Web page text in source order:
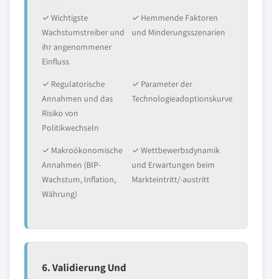
✓ Wichtigste
Wachstumstreiber und
ihr angenommener
Einfluss
✓ Hemmende Faktoren
und Minderungsszenarien
✓ Regulatorische
Annahmen und das
Risiko von
Politikwechseln
✓ Parameter der
Technologieadoptionskurve
✓ Makroökonomische
Annahmen (BIP-
Wachstum, Inflation,
Währung)
✓ Wettbewerbsdynamik
und Erwartungen beim
Markteintritt/-austritt
6. Validierung Und